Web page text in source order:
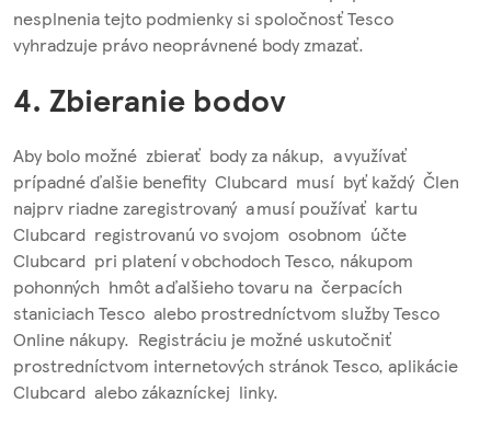
nesplnenia tejto podmienky si spoločnosť Tesco
vyhradzuje právo neoprávnené body zmazať.
4. Zbieranie bodov
Aby bolo možné zbierať body za nákup, a využívať
prípadné ďalšie benefity Clubcard musí byť každý Člen
najprv riadne zaregistrovaný a musí používať kartu
Clubcard registrovanú vo svojom osobnom účte
Clubcard pri platení v obchodoch Tesco, nákupom
pohonných hmôt a ďalšieho tovaru na čerpacích
staniciach Tesco alebo prostredníctvom služby Tesco
Online nákupy. Registráciu je možné uskutočniť
prostredníctvom internetových stránok Tesco, aplikácie
Clubcard alebo zákazníckej linky.